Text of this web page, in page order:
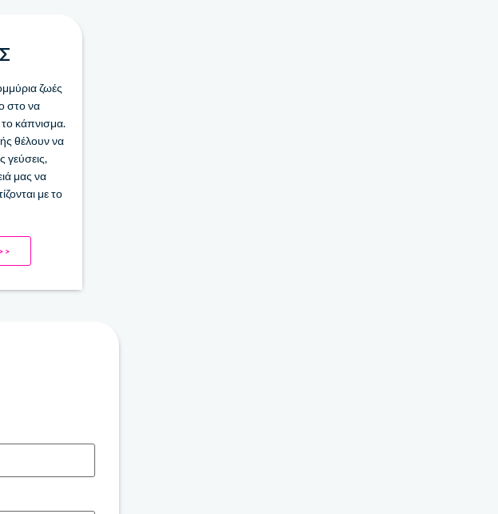
ζωές
στο να
κάπνισμα.
θέλουν να
γεύσεις,
μας να
με το